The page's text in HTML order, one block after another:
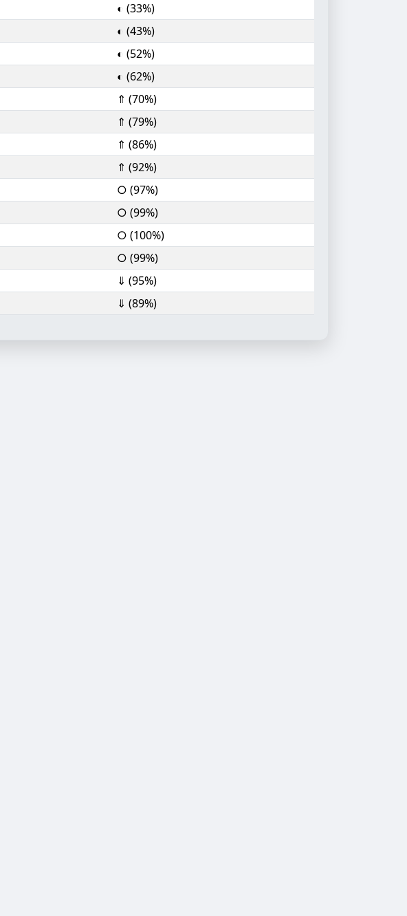
◐ (33%)
◐ (43%)
◐ (52%)
◐ (62%)
⇑ (70%)
⇑ (79%)
⇑ (86%)
⇑ (92%)
○ (97%)
○ (99%)
○ (100%)
○ (99%)
⇓ (95%)
⇓ (89%)